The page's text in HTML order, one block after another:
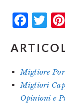
Migliore
Migliori
Opinioni e